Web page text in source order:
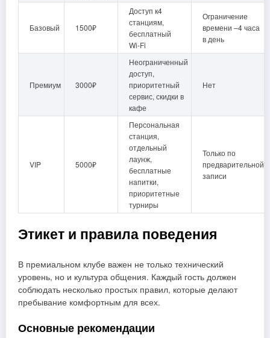
Базовый 1500₽
Доступ к4
станциям,
бесплатный
Wi‑Fi
Ограничение
времени –4 часа
в день
Премиум 3000₽
Неограниченный
доступ,
приоритетный
сервис, скидки в
кафе
Нет
VIP 5000₽
Персональная
станция,
отдельный
лаунж,
бесплатные
напитки,
приоритетные
турниры
Только по
предварительной
записи
Этикет и правила поведения
В премиальном клубе важен не только технический
уровень, но и культура общения. Каждый гость должен
соблюдать несколько простых правил, которые делают
пребывание комфортным для всех.
Основные рекомендации